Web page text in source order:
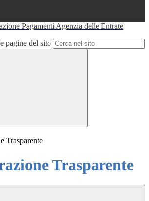
Pagamenti Agenzia delle Entrate
pagine del sito
Trasparente
Trasparente